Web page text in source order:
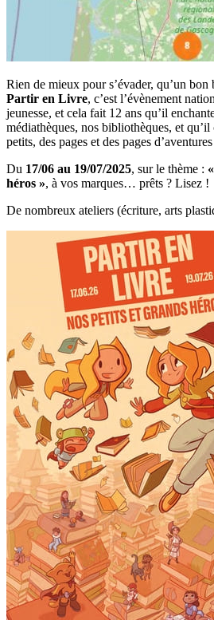
Rien de mieux pour s’évader, qu’un
Partir en Livre, c’est l’évènement
jeunesse, et cela fait 12 ans qu’il
médiathèques, nos bibliothèques, et
petits, des pages et des pages
Du 17/06 au 19/07/2025, sur le thème :
héros », à vos marques… prêts ? Lisez !
De nombreux ateliers (écriture, arts